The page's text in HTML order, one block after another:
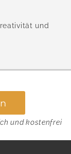
und
und kostenfrei